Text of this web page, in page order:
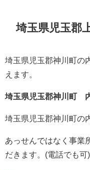
埼玉県児玉郡
埼玉県児玉郡神川町の
えます。
埼玉県児玉郡神川町
埼玉県児玉郡神川町の
あっせんではなく事業
だきます。(電話でも可)